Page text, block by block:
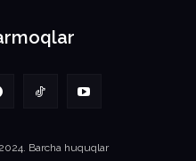
Barcha huquqlar